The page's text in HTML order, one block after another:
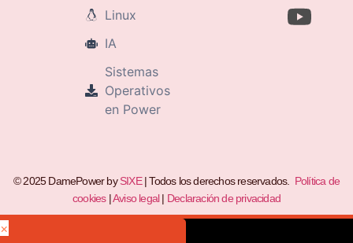
Linux
IA
Sistemas
Operativos
en Power
© 2025 DamePower bySIXE| Todos los derechos reservados. Política de
cookies|Aviso legal| Declaración de privacidad
×